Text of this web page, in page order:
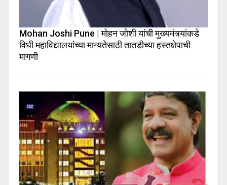
Mohan Joshi Pune | मोहन जोशी यांची मुख्यमंत्र्यांकडे
विधी महाविद्यालयांच्या मान्यतेसाठी तातडीच्या हस्तक्षेपाची
मागणी